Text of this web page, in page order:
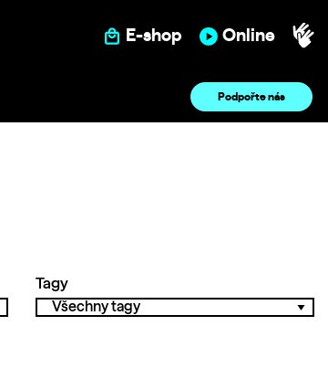
E-shop Online
Podpořte nás
Tagy